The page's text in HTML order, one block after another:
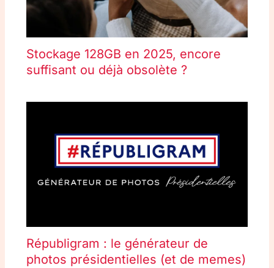
Stockage 128GB en 2025, encore
suffisant ou déjà obsolète ?
Républigram : le générateur de
photos présidentielles (et de memes)